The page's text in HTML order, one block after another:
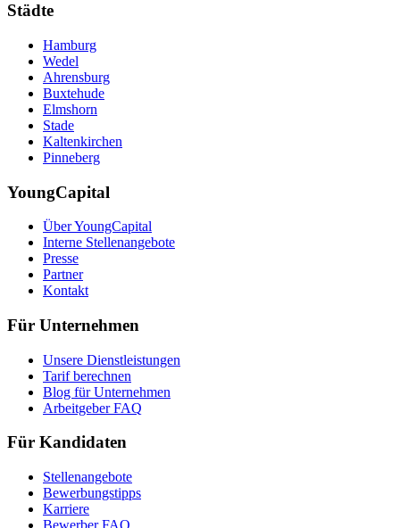
Städte
Hamburg
Wedel
Ahrensburg
Buxtehude
Elmshorn
Stade
Kaltenkirchen
Pinneberg
YoungCapital
Über YoungCapital
Interne Stellenangebote
Presse
Partner
Kontakt
Für Unternehmen
Unsere Dienstleistungen
Tarif berechnen
Blog für Unternehmen
Arbeitgeber FAQ
Für Kandidaten
Stellenangebote
Bewerbungstipps
Karriere